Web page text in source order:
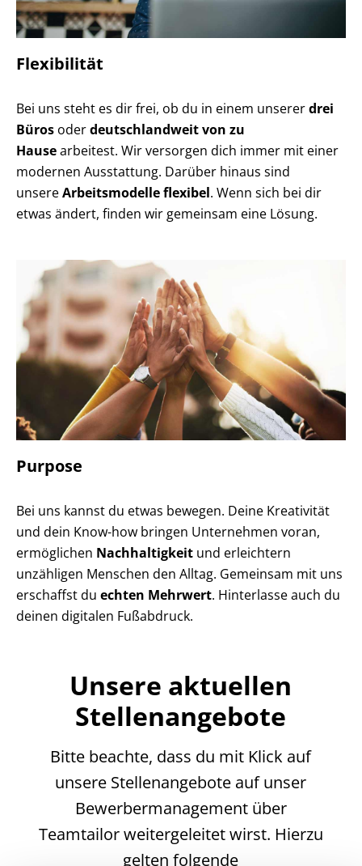
Flexibilität
Bei uns steht es dir frei, ob du in einem unsererdrei
Büros oderdeutschlandweit von zu
Hausearbeitest. Wir versorgen dich immer mit einer
modernen Ausstattung. Darüber hinaus sind
unsereArbeitsmodelle flexibel. Wenn sich bei dir
etwas ändert, finden wir gemeinsam eine Lösung.
Purpose
Bei uns kannst du etwas bewegen. Deine Kreativität
und dein Know-how bringen Unternehmen voran,
ermöglichen Nachhaltigkeit und erleichtern
unzähligen Menschen den Alltag. Gemeinsam mit uns
erschaffst du echten Mehrwert. Hinterlasse auch du
deinen digitalen Fußabdruck.
Unsere aktuellen
Stellenangebote
Bitte beachte, dass du mit Klick auf
unsere Stellenangebote auf unser
Bewerbermanagement über
Teamtailor weitergeleitet wirst. Hierzu
gelten folgende